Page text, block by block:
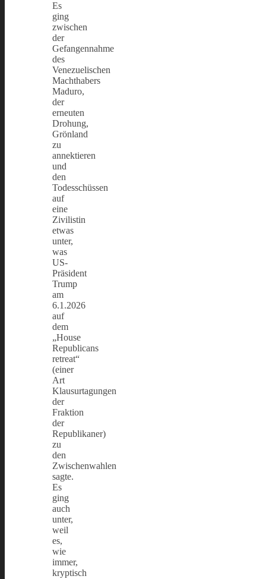
Es
ging
zwischen
der
Gefangennahme
des
Venezuelischen
Machthabers
Maduro,
der
erneuten
Drohung,
Grönland
zu
annektieren
und
den
Todesschüssen
auf
eine
Zivilistin
etwas
unter,
was
US-
Präsident
Trump
am
6.1.2026
auf
dem
„House
Republicans
retreat“
(einer
Art
Klausurtagungen
der
Fraktion
der
Republikaner)
zu
den
Zwischenwahlen
sagte.
Es
ging
auch
unter,
weil
es,
wie
immer,
kryptisch